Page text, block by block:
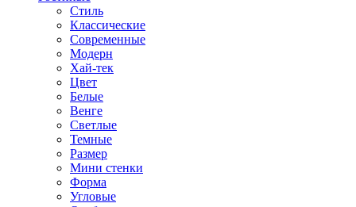
Стиль
Классические
Современные
Модерн
Хай-тек
Цвет
Белые
Венге
Светлые
Темные
Размер
Мини стенки
Форма
Угловые